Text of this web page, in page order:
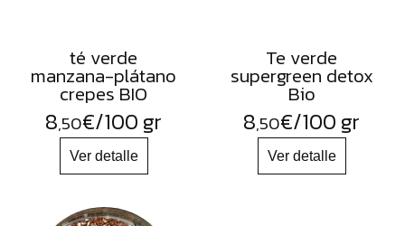
té verde
manzana-plátano
crepes BIO
8,50€/100 gr
Te verde
supergreen detox
Bio
8,50€/100 gr